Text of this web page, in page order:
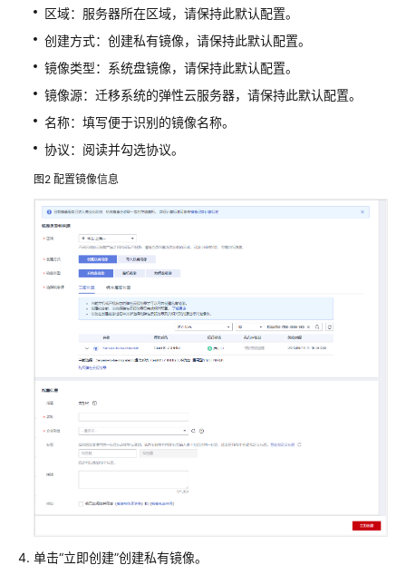
护
后
何
应
对？
华
为
针
对
CentOS
EOL
方
案？
何
装
驱
区域：服务器所在区域，请保持此默认配置。
创建方式：创建私有镜像，请保持此默认配置。
镜像类型：系统盘镜像，请保持此默认配置。
镜像源：迁移系统的弹性云服务器，请保持此默认配置。
名称：填写便于识别的镜像名称。
协议：阅读并勾选协议。
图2 配置镜像信息
单击“立即创建”创建私有镜像。